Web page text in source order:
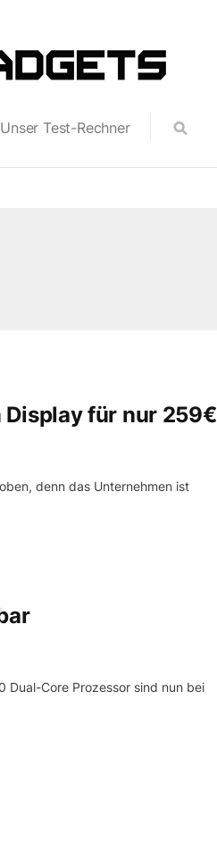
Unser Test-Rechner
Display für nur 259€
denn das Unternehmen ist
Dual-Core Prozessor sind nun bei